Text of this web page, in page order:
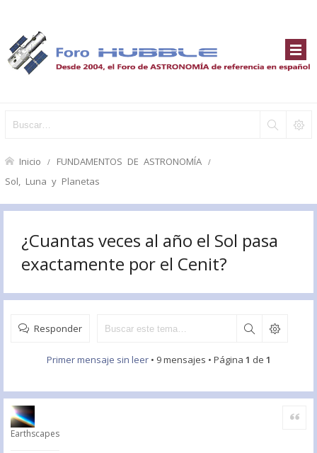
Inicio FUNDAMENTOS DE ASTRONOMÍA
Sol, Luna y Planetas
¿Cuantas veces al año el Sol pasa
exactamente por el Cenit?
Responder
Primer mensaje sin leer• 9 mensajes • Página 1 de 1
Earthscapes
Citar